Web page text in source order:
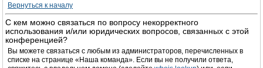
Вернуться к началу
С кем можно связаться по вопросу некорректного
использования и/или юридических вопросов, связанных с этой
конференцией?
Вы можете связаться с любым из администраторов, перечисленных в
списке на странице «Наша команда». Если вы не получили ответа,